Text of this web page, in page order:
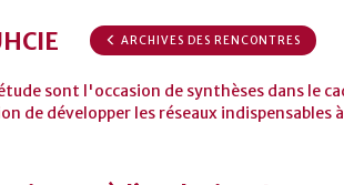
ARCHIVES DES RENCONTRES
sont l'occasion de synthèses dans le
de développer les réseaux